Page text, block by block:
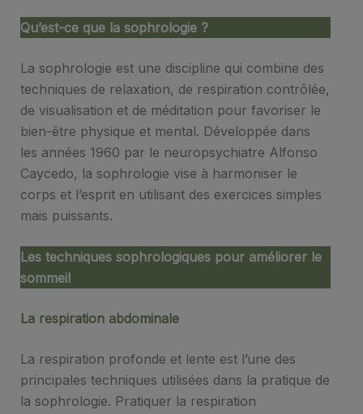
Qu’est-ce que la sophrologie ?
La sophrologie est une discipline qui combine des
techniques de relaxation, de respiration contrôlée,
de visualisation et de méditation pour favoriser le
bien-être physique et mental. Développée dans
les années 1960 par le neuropsychiatre Alfonso
Caycedo, la sophrologie vise à harmoniser le
corps et l’esprit en utilisant des exercices simples
mais puissants.
Les techniques sophrologiques pour améliorer le
sommeil
La respiration abdominale
La respiration profonde et lente est l’une des
principales techniques utilisées dans la pratique de
la sophrologie. Pratiquer la respiration